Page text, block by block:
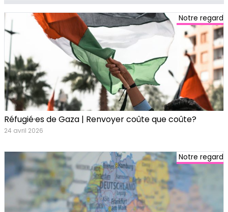
Notre regard
Réfugié·es de Gaza | Renvoyer coûte que coûte?
24 avril 2026
Notre regard